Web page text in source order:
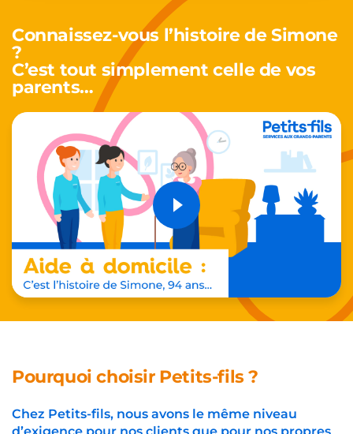
Connaissez-vous l’histoire de Simone
?
C’est tout simplement celle de vos
parents…
Pourquoi choisir Petits-fils ?
Chez Petits-fils, nous avons le même niveau